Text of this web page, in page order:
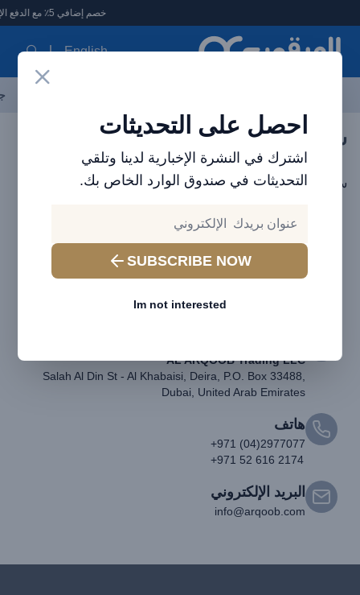
العرقوب - متجر الإلكترونيات في الإمارات
خصم إضافي 5٪ مع الدفع الإلكتروني
English
احصل على التحديثات
اشترك في النشرة الإخبارية لدينا وتلقي
التحديثات في صندوق الوارد الخاص بك.
SUBSCRIBE NOW
Im not interested
سياسة الخصوصية
سياسة الخصوصية
AL ARQOOB Trading LLC
Salah Al Din St - Al Khabaisi, Deira, P.O. Box 33488,
Dubai, United Arab Emirates
هاتف
+971 (04)2977077
+971 52 616 2174
البريد الإلكتروني
info@arqoob.com